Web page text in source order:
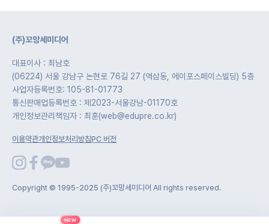
(주)꼬망세미디어
대표이사 : 최남호
(06224) 서울 강남구 논현로 76길 27 (역삼동, 에이포스페이스빌딩) 5층
사업자등록번호: 105-81-01773
통신판매업등록번호 : 제2023-서울강남-01170호
개인정보관리책임자 : 최훈(web@edupre.co.kr)
이용약관개인정보처리방침PC 버전
Copyright © 1995-2025 (주)꼬망세미디어 All rights reserved.
NEW